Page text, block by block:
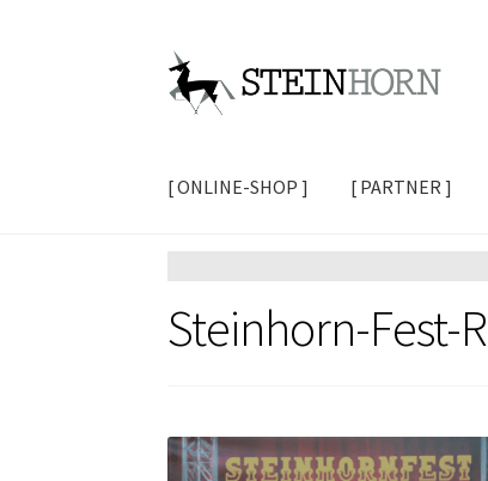
Zur
Navigation
springen
Zum
Inhalt
springen
[ ONLINE-SHOP ] [ PARTNER ]
Steinhorn-Fest-